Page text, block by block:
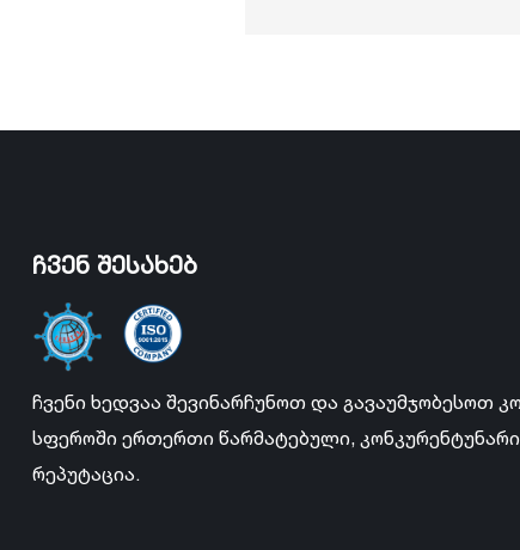
ჩვენ შესახებ
ჩვენი ხედვაა შევინარჩუნოთ და გავაუმჯობესოთ
სფეროში ერთერთი წარმატებული,
რეპუტაცია.